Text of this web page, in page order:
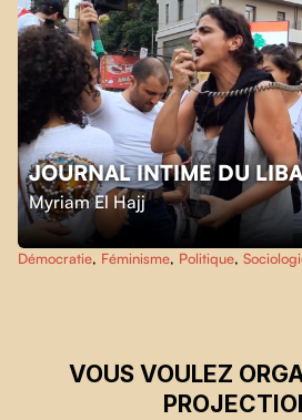
JOURNAL INTIME DU
Myriam El Hajj
Démocratie, Féminisme, Politique,
Skip back to main navigation
VOUS VOULEZ